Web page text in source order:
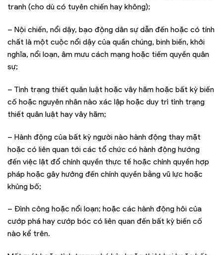
tranh (cho dù có tuyên chiến hay không);
– Nội chiến, nổi dậy, bạo động dân sự dẫn đến hoặc có tính
chất là một cuộc nổi dậy của quần chúng, binh biến, khởi
nghĩa, nổi loạn, âm mưu cách mạng hoặc tiếm quyền quân
sự;
– Tình trạng thiết quân luật hoặc vây hãm hoặc bất kỳ biến
cố hoặc nguyên nhân nào xác lập hoặc duy trì tình trạng
thiết quân luật hay vây hãm;
– Hành động của bất kỳ người nào hành động thay mặt
hoặc có liên quan tới các tổ chức có hành động hướng
đến việc lật đổ chính quyền thực tế hoặc chính quyền hợp
pháp hoặc gây hưởng đến chính quyền bằng vũ lực hoặc
khủng bố;
– Đình công hoặc nổi loạn; hoặc các hành động hôi của
cướp phá hay cướp bóc có liên quan đến bất kỳ biến cố
nào kể trên.